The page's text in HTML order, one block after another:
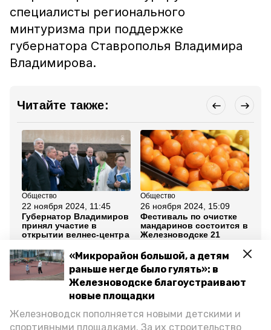
«Микрорайон большой, а детям
раньше негде было гулять»: в
Железноводске благоустраивают
новые площадки
Железноводск пополняется новыми детскими и
спортивными площадками. За их строительство
специалисты регионального
минтуризма при поддержке
губернатора Ставрополья Владимира
Владимирова.
Читайте также:
Общество
22 ноября 2024, 11:45
Губернатор Владимиров
принял участие в
открытии велнес-центра
Общество
26 ноября 2024, 15:09
Фестиваль по очистке
мандаринов состоится в
Железноводске 21
Все новости
железноводск ставропольский край